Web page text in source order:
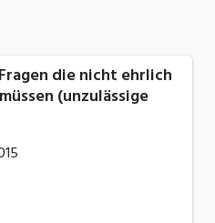
die nicht ehrlich
(unzulässige